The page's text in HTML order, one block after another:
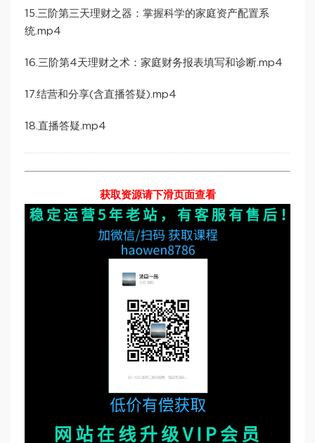
15.三阶第三天理财之器：掌握科学的家庭资产配置系
统.mp4
16.三阶第4天理财之术：家庭财务报表填写和诊断.mp4
17.结营和分享(含直播答疑).mp4
18.直播答疑.mp4
获取资源请下滑页面查看